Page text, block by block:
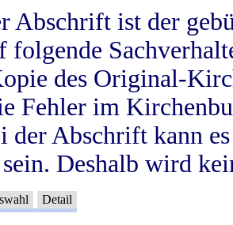
Abschrift ist der
folgende
des Original-
Fehler im
der Abschrift kann
Deshalb wird
Detail